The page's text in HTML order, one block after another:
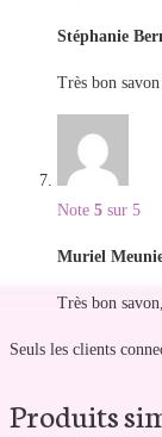
Stéphanie
Très bon savon
Note 5 sur 5
Muriel
Très bon
Seuls les clients
Produits